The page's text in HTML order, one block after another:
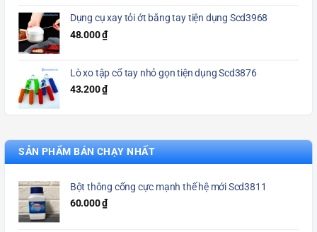
Dụng cụ xay tỏi ớt bằng tay tiện dụng Scd3968
48.000₫
Lò xo tập cổ tay nhỏ gọn tiện dụng Scd3876
43.200₫
SẢN PHẨM BÁN CHẠY NHẤT
Bột thông cống cực mạnh thế hệ mới Scd3811
60.000₫